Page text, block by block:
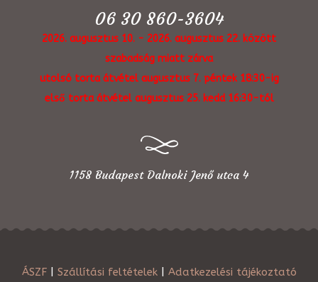
06 30 860-3604
2026. augusztus 10. - 2026. augusztus 22. között
szabadság miatt zárva
utolsó torta átvétel augusztus 7. péntek 18:30-ig
első torta átvétel augusztus 25. kedd 16:30-tól
1158 Budapest Dalnoki Jenő utca 4
ÁSZF| Szállítási feltételek| Adatkezelési tájékoztató